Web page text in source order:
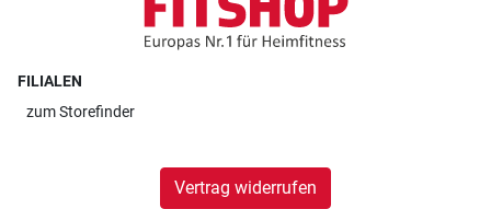
FILIALEN
zumStorefinder
Vertrag widerrufen